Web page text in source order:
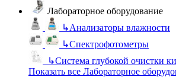
Лабораторное оборудование
↳Анализаторы влажности
↳Спектрофотометры
↳Система глубокой очистки
Показать все Лабораторное